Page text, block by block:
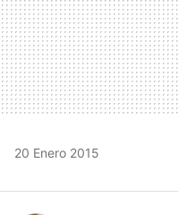
20 Enero 2015